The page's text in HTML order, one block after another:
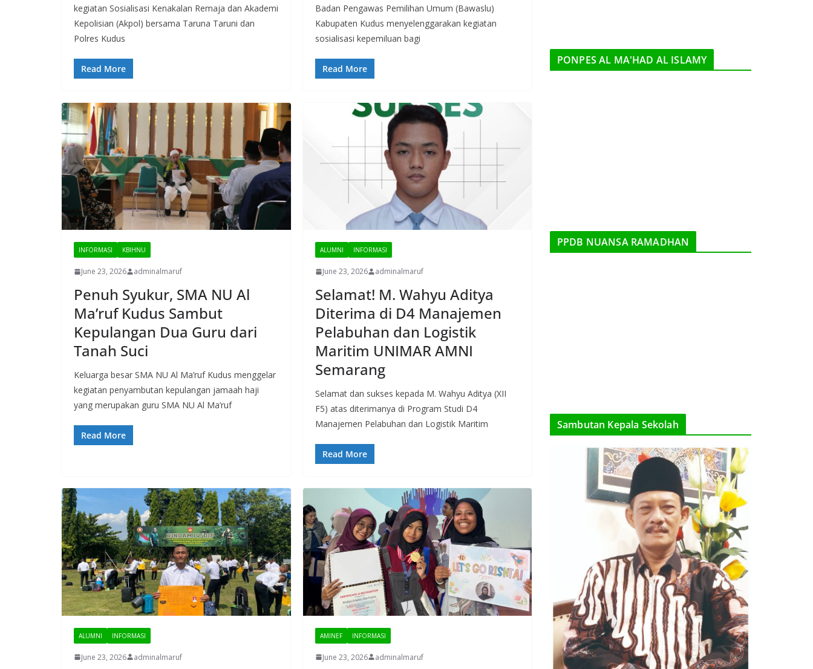
kegiatan Sosialisasi Kenakalan Remaja dan Akademi
Kepolisian (Akpol) bersama Taruna Taruni dan
Polres Kudus
Read More
Badan Pengawas Pemilihan Umum (Bawaslu)
Kabupaten Kudus menyelenggarakan kegiatan
sosialisasi kepemiluan bagi
Read More
INFORMASI KBIHNU
June 23, 2026 adminalmaruf
Penuh Syukur, SMA NU Al
Ma’ruf Kudus Sambut
Kepulangan Dua Guru dari
Tanah Suci
Keluarga besar SMA NU Al Ma’ruf Kudus menggelar
kegiatan penyambutan kepulangan jamaah haji
yang merupakan guru SMA NU Al Ma’ruf
Read More
ALUMNI INFORMASI
June 23, 2026 adminalmaruf
Selamat! M. Wahyu Aditya
Diterima di D4 Manajemen
Pelabuhan dan Logistik
Maritim UNIMAR AMNI
Semarang
Selamat dan sukses kepada M. Wahyu Aditya (XII
F5) atas diterimanya di Program Studi D4
Manajemen Pelabuhan dan Logistik Maritim
Read More
ALUMNI INFORMASI
June 23, 2026 adminalmaruf
AMINEF INFORMASI
June 23, 2026 adminalmaruf
PONPES AL MA'HAD AL ISLAMY
PPDB NUANSA RAMADHAN
Sambutan Kepala Sekolah